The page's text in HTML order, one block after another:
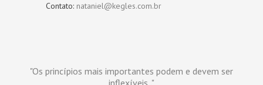
Contato: nataniel@kegles.com.br
"Os princípios mais importantes podem e devem ser